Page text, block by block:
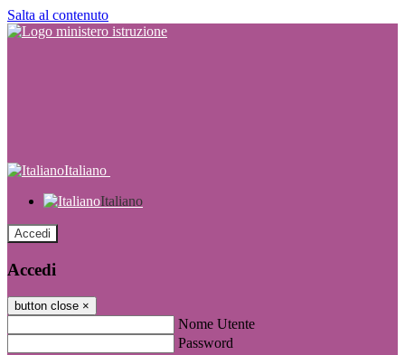
Salta al contenuto
Italiano
Italiano
Accedi
Accedi
button close ×
Nome Utente
Password